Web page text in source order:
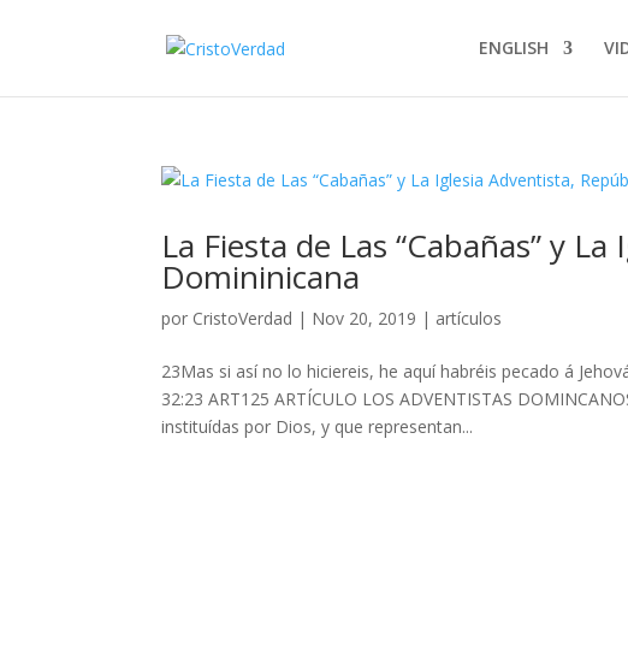
ENGLISH
La Fiesta de Las “Cabañas” y
Domininicana
por CristoVerdad | Nov 20, 2019 | artículos
23Mas si así no lo hiciereis, he aquí habréis pecado á
32:23 ART125 ARTÍCULO LOS ADVENTISTAS
instituídas por Dios, y que representan...